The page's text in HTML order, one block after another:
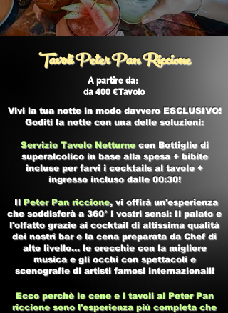
Tavoli Peter Pan Riccione
A partire da:
da 400 € Tavolo
Vivi la tua notte in modo davvero ESCLUSIVO!
Goditi la notte con una delle soluzioni:
Servizio Tavolo Notturnocon Bottiglie di
superalcolico in base alla spesa + bibite
incluse per farvi i cocktails al tavolo +
ingresso incluso dalle 00:30!
Il Peter Pan riccione, vi offirà un'esperienza
che soddisferà a 360° i vostri sensi: Il palato e
l'olfatto grazie ai cocktail di altissima qualità
dei nostri bar e la cena preparata da Chef di
alto livello... le orecchie con la migliore
musica e gli occhi con spettacoli e
scenografie di artisti famosi internazionali!
Ecco perchè le cene e i tavoli al Peter Pan
riccionesono l'esperienza più completa che